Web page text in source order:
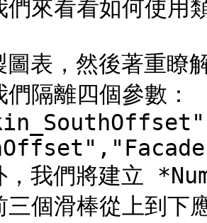
們來看看如何使用
表，然後著重瞭
隔離四個參數：
我們將建立
三個滑棒從上到